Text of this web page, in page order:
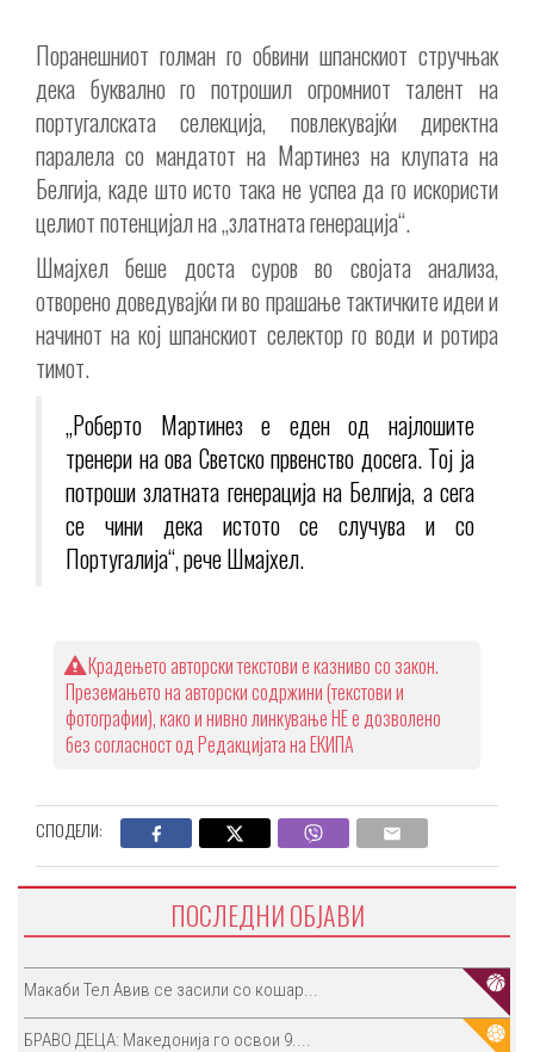
Поранешниот голман го обвини шпанскиот стручњак
дека буквално го потрошил огромниот талент на
португалската селекција, повлекувајќи директна
паралела со мандатот на Мартинез на клупата на
Белгија, каде што исто така не успеа да го искористи
целиот потенцијал на „златната генерација“.
Шмајхел беше доста суров во својата анализа,
отворено доведувајќи ги во прашање тактичките идеи и
начинот на кој шпанскиот селектор го води и ротира
тимот.
„Роберто Мартинез е еден од најлошите
тренери на ова Светско првенство досега. Тој ја
потроши златната генерација на Белгија, а сега
се чини дека истото се случува и со
Португалија“, рече Шмајхел.
Крадењето авторски текстови е казниво со закон.
Преземањето на авторски содржини (текстови и
фотографии), како и нивно линкување НЕ е дозволено
без согласност од Редакцијата на ЕКИПА
СПОДЕЛИ:
ПОСЛЕДНИ ОБЈАВИ
Макаби Тел Авив се засили со кошар...
БРАВО ДЕЦА: Македонија го освои 9....